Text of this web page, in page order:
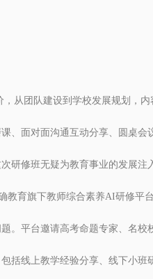
从团队建设到学校发展规划，内
面对面沟通互动分享、 圆桌会
研修班无疑为教育事业的发展注
教育旗下教师综合素养AI研修平台
。平台邀请高考命题专家、名
括线上教学经验分享、线下小